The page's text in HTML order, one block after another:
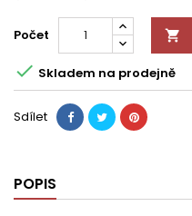
Počet 
 Skladem na prodejně
Sdílet
POPIS